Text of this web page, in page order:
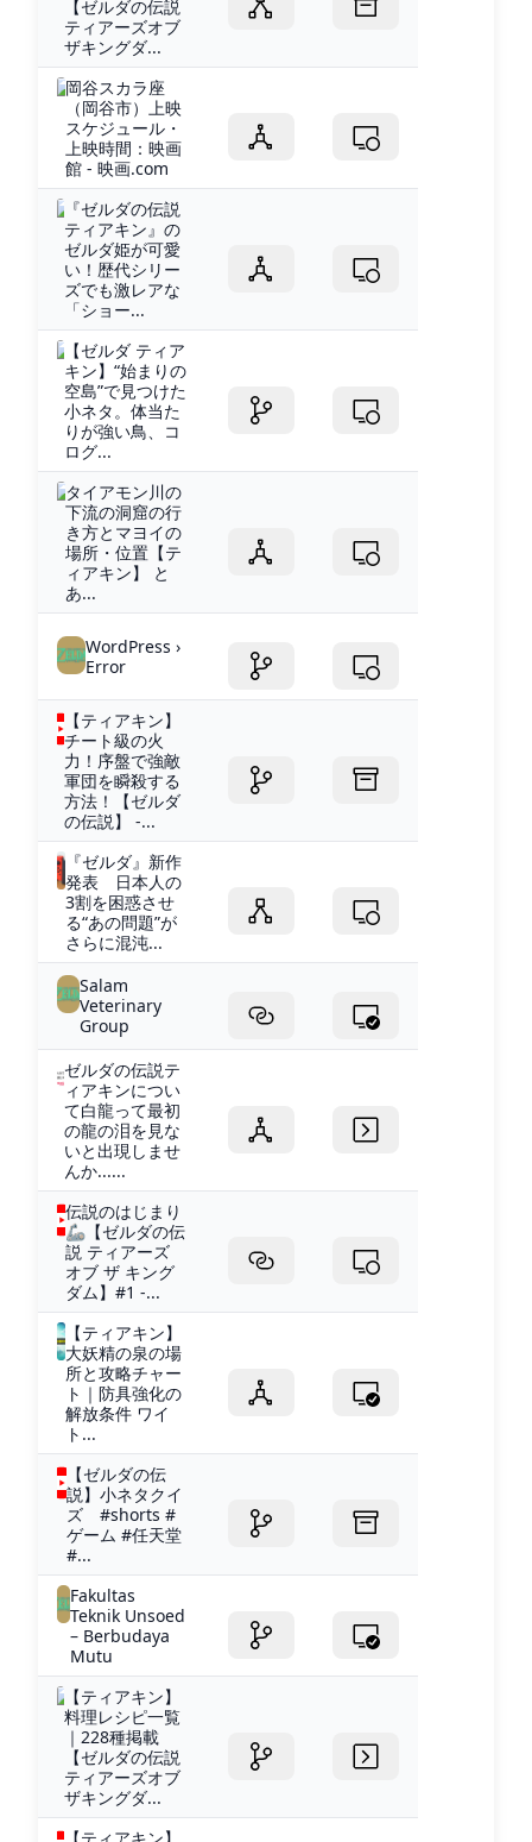
【ゼルダの伝説
ティアーズオブ
ザキングダ...
岡谷スカラ座
（岡谷市）上映
スケジュール・
上映時間：映画
館 - 映画.com
『ゼルダの伝説
ティアキン』の
ゼルダ姫が可愛
い！歴代シリー
ズでも激レアな
「ショー...
【ゼルダ ティア
キン】“始まりの
空島”で見つけた
小ネタ。体当た
りが強い鳥、コ
ログ...
タイアモン川の
下流の洞窟の行
き方とマヨイの
場所・位置【テ
ィアキン】 と
あ...
WordPress ›
Error
【ティアキン】
チート級の火
力！序盤で強敵
軍団を瞬殺する
方法！【ゼルダ
の伝説】 -...
『ゼルダ』新作
発表 日本人の
3割を困惑させ
る“あの問題”が
さらに混沌...
Salam
Veterinary
Group
ゼルダの伝説テ
ィアキンについ
て白龍って最初
の龍の泪を見な
いと出現しませ
んか......
伝説のはじまり
🦾【ゼルダの伝
説 ティアーズ
オブ ザ キング
ダム】#1 -...
【ティアキン】
大妖精の泉の場
所と攻略チャー
ト｜防具強化の
解放条件 ワイ
ト...
【ゼルダの伝
説】小ネタクイ
ズ #shorts #
ゲーム #任天堂
#...
Fakultas
Teknik Unsoed
– Berbudaya
Mutu
【ティアキン】
料理レシピ一覧
｜228種掲載
【ゼルダの伝説
ティアーズオブ
ザキングダ...